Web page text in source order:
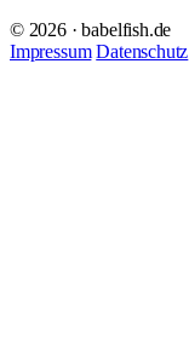
© 2026 · babelfish.de
Impressum Datenschutz